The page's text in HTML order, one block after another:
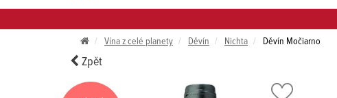
Vína z celé planety Děvín Nichta Děvín Močiarno
Zpět